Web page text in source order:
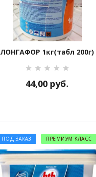
ЛОНГАФОР 1кг(табл 200г)
44,00 руб.
ПОД ЗАКАЗ ПРЕМИУМ КЛАСС